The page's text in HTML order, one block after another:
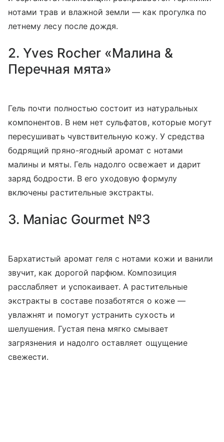
нотами трав и влажной земли — как прогулка по
летнему лесу после дождя.
2. Yves Rocher «Малина &
Перечная мята»
Гель почти полностью состоит из натуральных
компонентов. В нем нет сульфатов, которые могут
пересушивать чувствительную кожу. У средства
бодрящий пряно-ягодный аромат с нотами
малины и мяты. Гель надолго освежает и дарит
заряд бодрости. В его уходовую формулу
включены растительные экстракты.
3. Maniac Gourmet №3
Бархатистый аромат геля с нотами кожи и ванили
звучит, как дорогой парфюм. Композиция
расслабляет и успокаивает. А растительные
экстракты в составе позаботятся о коже —
увлажнят и помогут устранить сухость и
шелушения. Густая пена мягко смывает
загрязнения и надолго оставляет ощущение
свежести.